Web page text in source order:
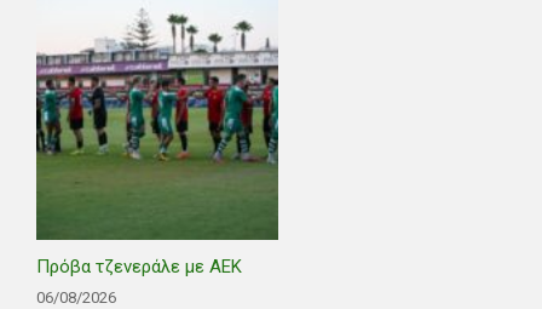
Πρόβα τζενεράλε με ΑΕΚ
06/08/2026